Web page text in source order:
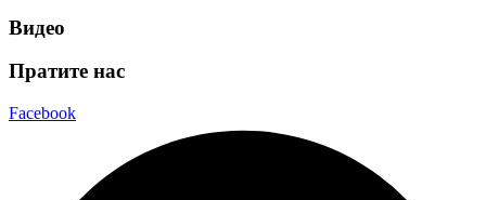
Видео
Пратите нас
Facebook